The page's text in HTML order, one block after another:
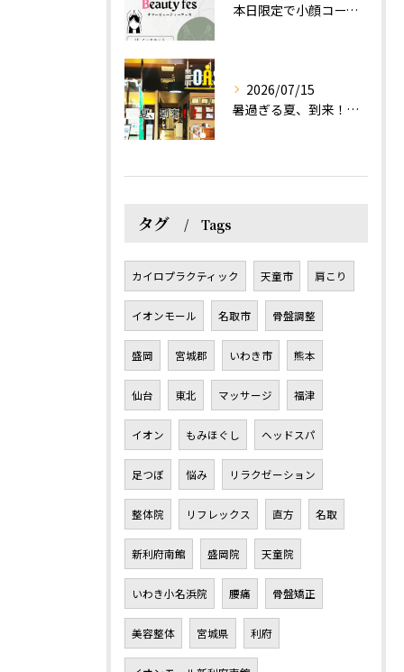
本日限定で小顔コース体験(ワンコイン)実施します！
2026/07/15
暑過ぎる夏、到来！だるさを感じる方は、結構不足！？
タグ Tags
カイロプラクティック 天童市 肩こり
イオンモール 名取市 骨盤調整
盛岡 宮城郡 いわき市 熊本
仙台 東北 マッサージ 福津
イオン もみほぐし ヘッドスパ
足つぼ 悩み リラクゼーション
整体院 リフレックス 直方 名取
新利府南館 盛岡院 天童院
いわき小名浜院 腰痛 骨盤矯正
美容整体 宮城県 利府